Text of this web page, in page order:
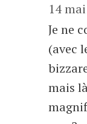
14
Je ne
(avec
mais